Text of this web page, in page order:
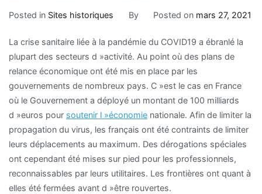
Posted in Sites historiques By Posted on mars 27, 2021
La crise sanitaire liée à la pandémie du COVID19 a ébranlé la
plupart des secteurs d »activité. Au point où des plans de
relance économique ont été mis en place par les
gouvernements de nombreux pays. C »est le cas en France
où le Gouvernement a déployé un montant de 100 milliards
d »euros pour soutenir l »économie nationale. Afin de limiter la
propagation du virus, les français ont été contraints de limiter
leurs déplacements au maximum. Des dérogations spéciales
ont cependant été mises sur pied pour les professionnels,
reconnaissables par leurs utilitaires. Les frontières ont quant à
elles été fermées avant d »être rouvertes.